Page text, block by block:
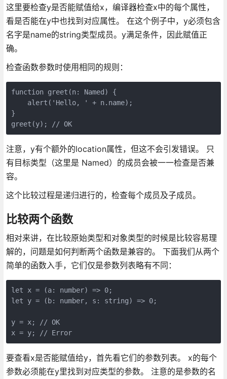
这里要检查y是否能赋值给x，编译器检查x中的每个属性，
看是否能在y中也找到对应属性。 在这个例子中，y必须包含
名字是name的string类型成员。y满足条件，因此赋值正
确。
检查函数参数时使用相同的规则：
function greet(n: Named) {
    alert('Hello, ' + n.name);
}
greet(y); // OK
注意，y有个额外的location属性，但这不会引发错误。 只
有目标类型（这里是 Named）的成员会被一一检查是否兼
容。
这个比较过程是递归进行的，检查每个成员及子成员。
比较两个函数
相对来讲，在比较原始类型和对象类型的时候是比较容易理
解的，问题是如何判断两个函数是兼容的。 下面我们从两个
简单的函数入手，它们仅是参数列表略有不同：
let x = (a: number) => 0;
let y = (b: number, s: string) => 0;
y = x; // OK
x = y; // Error
要查看x是否能赋值给y，首先看它们的参数列表。 x的每个
参数必须能在y里找到对应类型的参数。 注意的是参数的名